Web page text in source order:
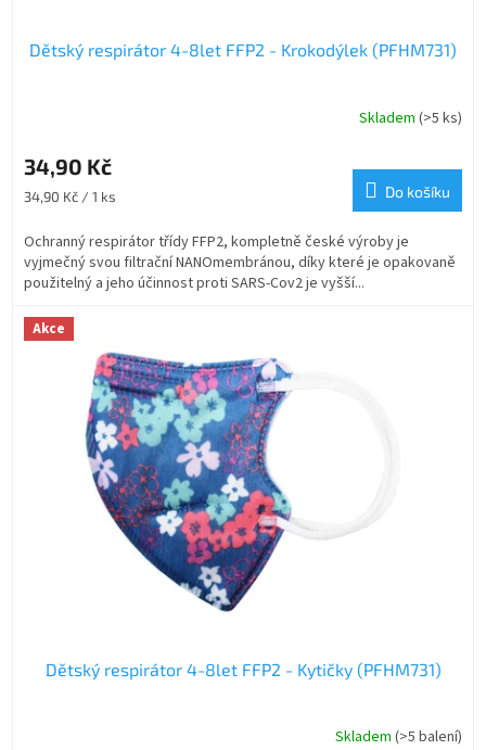
Dětský respirátor 4-8let FFP2 - Krokodýlek (PFHM731)
produktu
je
5,0
5
hvězdiček.
Skladem(>5 ks)
34,90 Kč
Měrná
34,90 Kč / 1 ks Do košíku
Ochranný respirátor třídy FFP2, kompletně české výroby je
vyjmečný svou filtrační NANOmembránou, díky které je opakovaně
použitelný a jeho účinnost proti SARS-Cov2 je vyšší...
Akce
Dětský respirátor 4-8let FFP2 - Kytičky (PFHM731)
Skladem (>5 balení)